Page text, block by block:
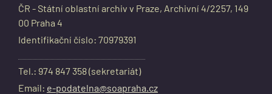
ČR - Státní oblastní archiv v Praze, Archivní 4/2257, 149
00 Praha 4
Identifikační číslo: 70979391
Tel.: 974 847 358 (sekretariát)
Email: e-podatelna@soapraha.cz